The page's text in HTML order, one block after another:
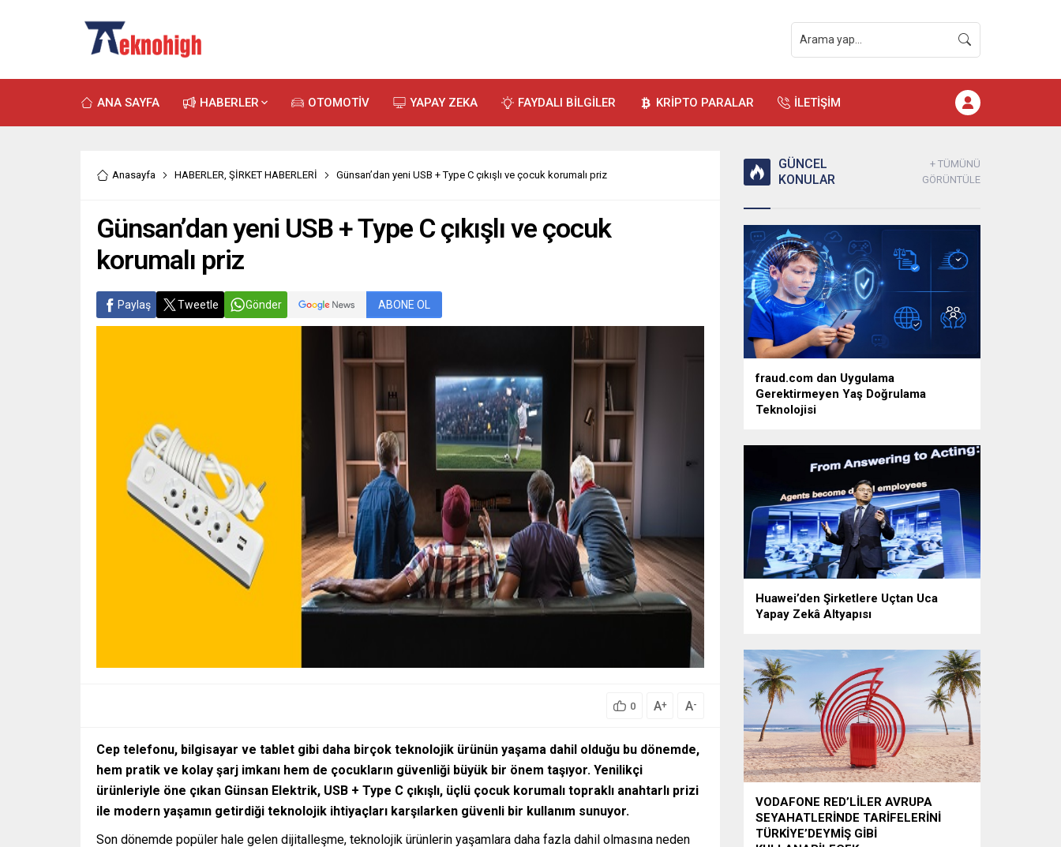
ANA SAYFA HABERLER OTOMOTİV YAPAY ZEKA FAYDALI BİLGİLER KRİPTO PARALAR İLETİŞİM
Anasayfa HABERLER, ŞİRKET HABERLERİ Günsan’dan yeni USB + Type C çıkışlı ve çocuk korumalı priz
Günsan’dan yeni USB + Type C çıkışlı ve çocuk
korumalı priz
Paylaş Tweetle Gönder ABONE OL
0 A+ A-
Cep telefonu, bilgisayar ve tablet gibi daha birçok teknolojik ürünün yaşama dahil olduğu bu dönemde,
hem pratik ve kolay şarj imkanı hem de çocukların güvenliği büyük bir önem taşıyor. Yenilikçi
ürünleriyle öne çıkan Günsan Elektrik, USB + Type C çıkışlı, üçlü çocuk korumalı topraklı anahtarlı prizi
ile modern yaşamın getirdiği teknolojik ihtiyaçları karşılarken güvenli bir kullanım sunuyor.
Son dönemde popüler hale gelen dijitalleşme, teknolojik ürünlerin yaşamlara daha fazla dahil olmasına neden
GÜNCEL
KONULAR
+ TÜMÜNÜ
GÖRÜNTÜLE
fraud.com dan Uygulama
Gerektirmeyen Yaş Doğrulama
Teknolojisi
Huawei’den Şirketlere Uçtan Uca
Yapay Zekâ Altyapısı
VODAFONE RED’LİLER AVRUPA
SEYAHATLERİNDE TARİFELERİNİ
TÜRKİYE’DEYMİŞ GİBİ